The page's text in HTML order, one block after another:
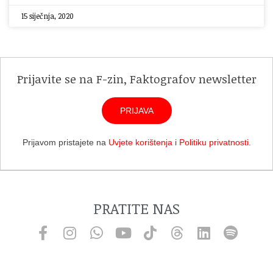
15 siječnja, 2020
Prijavite se na F-zin, Faktografov newsletter
PRIJAVA
Prijavom pristajete na Uvjete korištenja i Politiku privatnosti.
PRATITE NAS